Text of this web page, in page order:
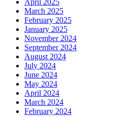
March 2025
February 2025
January 2025
November 2024
September 2024
August 2024
July 2024
June 2024
May 2024
April 2024
March 2024
February 2024